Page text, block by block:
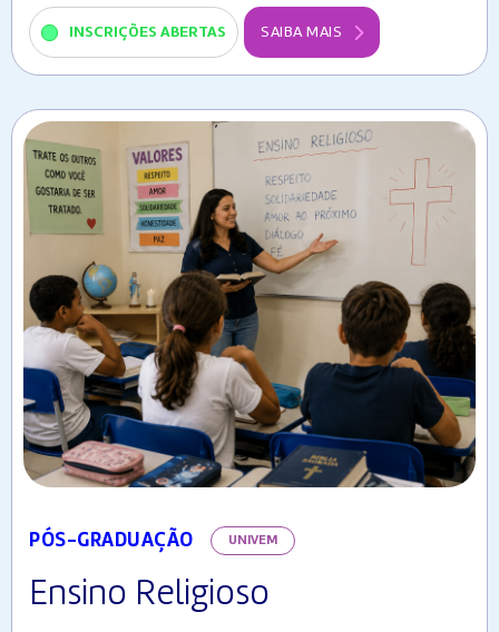
INSCRIÇÕES ABERTAS SAIBA MAIS
PÓS-GRADUAÇÃO UNIVEM
Ensino Religioso